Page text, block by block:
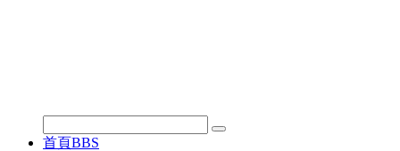
首頁BBS